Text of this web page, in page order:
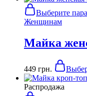
Выберите
Женщинам
Майка
449 грн.
Распродажа